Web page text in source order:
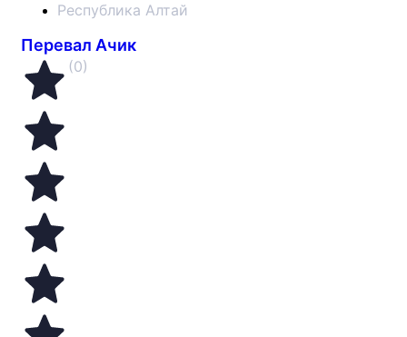
Республика Алтай
Перевал Ачик
(0)